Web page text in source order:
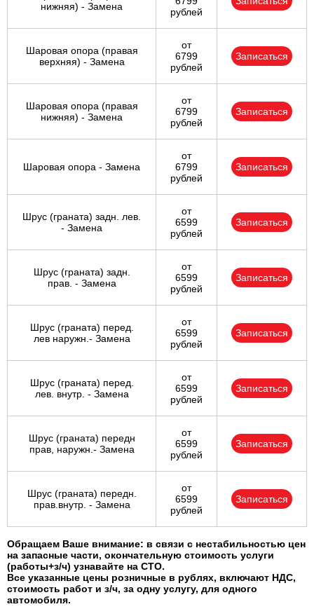
нижняя) - Замена
рублей
Шаровая опора (правая
верхняя) - Замена
от
6799
рублей
Записаться
Шаровая опора (правая
нижняя) - Замена
от
6799
рублей
Записаться
Шаровая опора - Замена
от
6799
рублей
Записаться
Шрус (граната) задн. лев.
- Замена
от
6599
рублей
Записаться
Шрус (граната) задн.
прав. - Замена
от
6599
рублей
Записаться
Шрус (граната) перед.
лев наружн.- Замена
от
6599
рублей
Записаться
Шрус (граната) перед.
лев. внутр. - Замена
от
6599
рублей
Записаться
Шрус (граната) передн
прав, наружн.- Замена
от
6599
рублей
Записаться
Шрус (граната) передн.
прав.внутр. - Замена
от
6599
рублей
Записаться
Обращаем Ваше внимание: в связи с нестабильностью цен
на запасные части, окончательную стоимость услуги
(работы+з/ч) узнавайте на СТО.
Все указанные цены розничные в рублях, включают НДС,
стоимость работ и з/ч, за одну услугу, для одного
автомобиля.